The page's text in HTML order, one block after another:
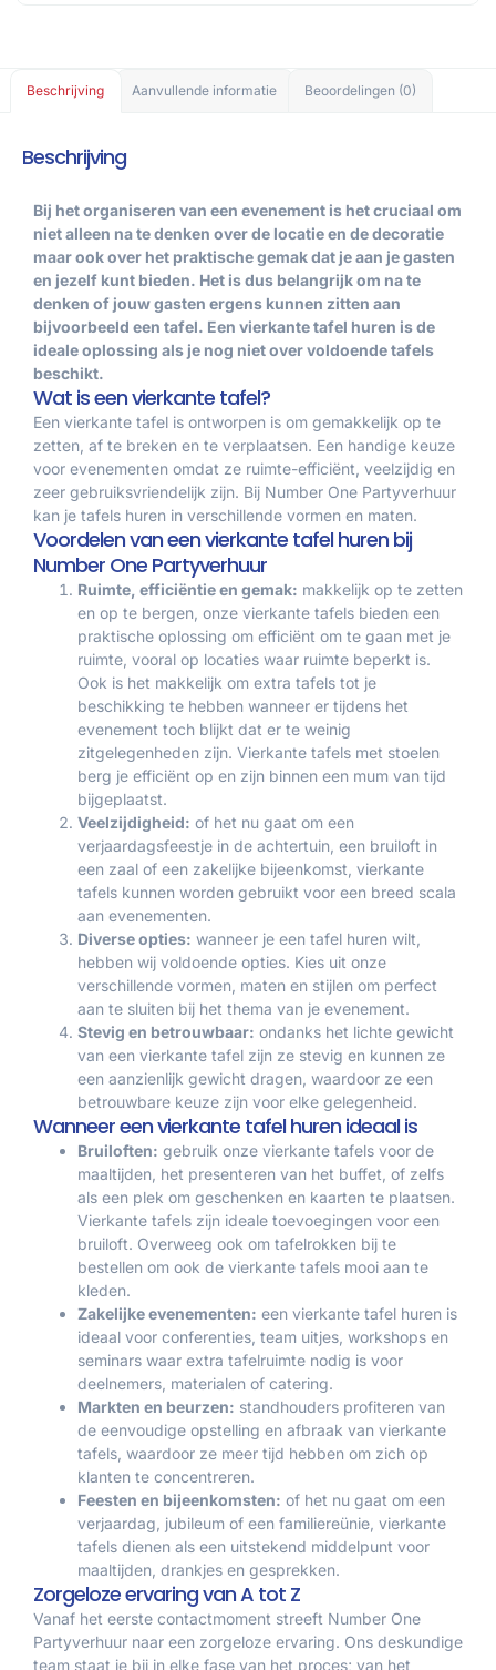
Beschrijving Aanvullende informatie Beoordelingen (0)
Beschrijving
Bij het organiseren van een evenement is het cruciaal om
niet alleen na te denken over de locatie en de decoratie
maar ook over het praktische gemak dat je aan je gasten
en jezelf kunt bieden. Het is dus belangrijk om na te
denken of jouw gasten ergens kunnen zitten aan
bijvoorbeeld een tafel. Een vierkante tafel huren is de
ideale oplossing als je nog niet over voldoende tafels
beschikt.
Wat is een vierkante tafel?
Een vierkante tafel is ontworpen is om gemakkelijk op te
zetten, af te breken en te verplaatsen. Een handige keuze
voor evenementen omdat ze ruimte-efficiënt, veelzijdig en
zeer gebruiksvriendelijk zijn. Bij Number One Partyverhuur
kan je tafels huren in verschillende vormen en maten.
Voordelen van een vierkante tafel huren bij
Number One Partyverhuur
Ruimte, efficiëntie en gemak: makkelijk op te zetten
en op te bergen, onze vierkante tafels bieden een
praktische oplossing om efficiënt om te gaan met je
ruimte, vooral op locaties waar ruimte beperkt is.
Ook is het makkelijk om extra tafels tot je
beschikking te hebben wanneer er tijdens het
evenement toch blijkt dat er te weinig
zitgelegenheden zijn. Vierkante tafels met stoelen
berg je efficiënt op en zijn binnen een mum van tijd
bijgeplaatst.
Veelzijdigheid: of het nu gaat om een
verjaardagsfeestje in de achtertuin, een bruiloft in
een zaal of een zakelijke bijeenkomst, vierkante
tafels kunnen worden gebruikt voor een breed scala
aan evenementen.
Diverse opties: wanneer je een tafel huren wilt,
hebben wij voldoende opties. Kies uit onze
verschillende vormen, maten en stijlen om perfect
aan te sluiten bij het thema van je evenement.
Stevig en betrouwbaar: ondanks het lichte gewicht
van een vierkante tafel zijn ze stevig en kunnen ze
een aanzienlijk gewicht dragen, waardoor ze een
betrouwbare keuze zijn voor elke gelegenheid.
Wanneer een vierkante tafel huren ideaal is
Bruiloften: gebruik onze vierkante tafels voor de
maaltijden, het presenteren van het buffet, of zelfs
als een plek om geschenken en kaarten te plaatsen.
Vierkante tafels zijn ideale toevoegingen voor een
bruiloft. Overweeg ook om tafelrokken bij te
bestellen om ook de vierkante tafels mooi aan te
kleden.
Zakelijke evenementen: een vierkante tafel huren is
ideaal voor conferenties, team uitjes, workshops en
seminars waar extra tafelruimte nodig is voor
deelnemers, materialen of catering.
Markten en beurzen: standhouders profiteren van
de eenvoudige opstelling en afbraak van vierkante
tafels, waardoor ze meer tijd hebben om zich op
klanten te concentreren.
Feesten en bijeenkomsten: of het nu gaat om een
verjaardag, jubileum of een familiereünie, vierkante
tafels dienen als een uitstekend middelpunt voor
maaltijden, drankjes en gesprekken.
Zorgeloze ervaring van A tot Z
Vanaf het eerste contactmoment streeft Number One
Partyverhuur naar een zorgeloze ervaring. Ons deskundige
team staat je bij in elke fase van het proces; van het